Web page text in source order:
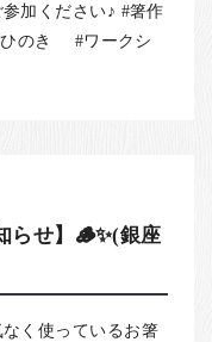
加ください♪ #箸作
のき #ワークシ
らせ】🪵✨(銀座
く使っているお箸